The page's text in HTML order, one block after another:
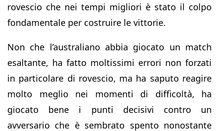
rovescio che nei tempi migliori è stato il colpo
fondamentale per costruire le vittorie.
Non che l’australiano abbia giocato un match
esaltante, ha fatto moltissimi errori non forzati
in particolare di rovescio, ma ha saputo reagire
molto meglio nei momenti di difficoltà, ha
giocato bene i punti decisivi contro un
avversario che è sembrato spento nonostante